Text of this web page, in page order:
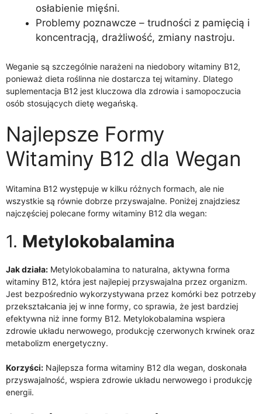
osłabienie mięśni.
Problemy poznawcze – trudności z pamięcią i
koncentracją, drażliwość, zmiany nastroju.
Weganie są szczególnie narażeni na niedobory witaminy B12,
ponieważ dieta roślinna nie dostarcza tej witaminy. Dlatego
suplementacja B12 jest kluczowa dla zdrowia i samopoczucia
osób stosujących dietę wegańską.
Najlepsze Formy
Witaminy B12 dla Wegan
Witamina B12 występuje w kilku różnych formach, ale nie
wszystkie są równie dobrze przyswajalne. Poniżej znajdziesz
najczęściej polecane formy witaminy B12 dla wegan:
1. Metylokobalamina
Jak działa: Metylokobalamina to naturalna, aktywna forma
witaminy B12, która jest najlepiej przyswajalna przez organizm.
Jest bezpośrednio wykorzystywana przez komórki bez potrzeby
przekształcania jej w inne formy, co sprawia, że jest bardziej
efektywna niż inne formy B12. Metylokobalamina wspiera
zdrowie układu nerwowego, produkcję czerwonych krwinek oraz
metabolizm energetyczny.
Korzyści: Najlepsza forma witaminy B12 dla wegan, doskonała
przyswajalność, wspiera zdrowie układu nerwowego i produkcję
energii.